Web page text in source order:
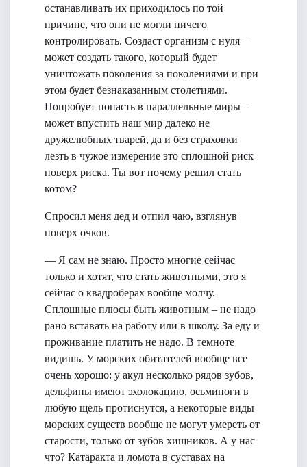
останавливать их приходилось по той
причине, что они не могли ничего
контролировать. Создаст организм с нуля –
может создать такого, который будет
уничтожать поколения за поколениями и при
этом будет безнаказанным столетиями.
Попробует попасть в параллельные миры –
может впустить наш мир далеко не
дружелюбных тварей, да и без страховки
лезть в чужое измерение это сплошной риск
поверх риска. Ты вот почему решил стать
котом?
Спросил меня дед и отпил чаю, взглянув
поверх очков.
— Я сам не знаю. Просто многие сейчас
только и хотят, что стать животными, это я
сейчас о квадроберах вообще молчу.
Сплошные плюсы быть животным – не надо
рано вставать на работу или в школу. За еду и
проживание платить не надо. В темноте
видишь. У морских обитателей вообще все
очень хорошо: у акул несколько рядов зубов,
дельфины имеют эхолокацию, осьминоги в
любую щель протиснутся, а некоторые виды
морских существ вообще не могут умереть от
старости, только от зубов хищников. А у нас
что? Катаракта и ломота в суставах на